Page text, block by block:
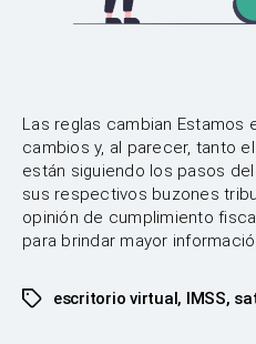
Las reglas cambian Estamos
cambios y, al parecer, tanto
están siguiendo los pasos
sus respectivos buzones
opinión de cumplimiento
para brindar mayor
Etiquetas
escritorio virtual, IMSS,